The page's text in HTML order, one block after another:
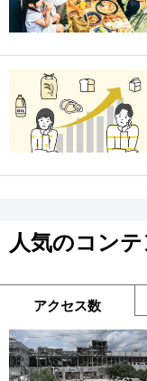
人気のコン
アクセス数